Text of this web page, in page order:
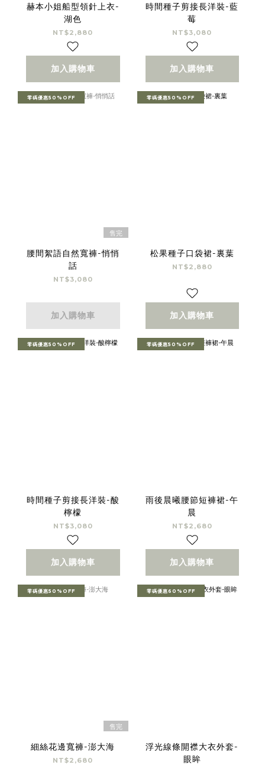
赫本小姐船型領針上衣-
湖色
NT$2,880
加入購物車
時間種子剪接長洋裝-藍
莓
NT$3,080
加入購物車
零碼優惠50%OFF
售完
腰間絮語自然寬褲-悄悄
話
NT$3,080
加入購物車
零碼優惠50%OFF
松果種子口袋裙-裏葉
NT$2,880
加入購物車
零碼優惠50%OFF
時間種子剪接長洋裝-酸
檸檬
NT$3,080
加入購物車
零碼優惠50%OFF
雨後晨曦腰節短褲裙-午
晨
NT$2,680
加入購物車
零碼優惠50%OFF
售完
細絲花邊寬褲-澎大海
NT$2,680
零碼優惠60%OFF
浮光線條開襟大衣外套-
眼眸